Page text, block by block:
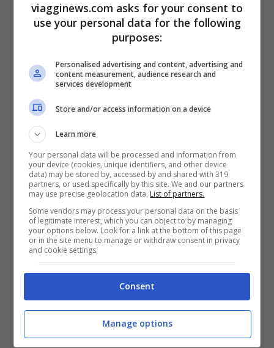
amano questo sport e che non
hanno ancora pensato quanto possa
montagne del Colorado o dello Utah.
possibilità di riposarsi dopo intensi
giorni di sci al caldo sole tropicale di
Miami, o visitare destinazioni dal
fascino intramontabile come New
York o Filadelfia.American Airlines
offre comodi collegamenti dagli
aeroporti italiani di Roma Fiumicino
e Milano Malpensa per raggiungere
le incantevoli vette delle montagne
degli Sati Uniti effettuando un
singolo scalo di poche ore.
viagginews.com asks for your consent to
use your personal data for the following
purposes:
Personalised advertising and content, advertising and
content measurement, audience research and
services development
Store and/or access information on a device
Learn more
Your personal data will be processed and information from
your device (cookies, unique identifiers, and other device
data) may be stored by, accessed by and shared with 319
partners, or used specifically by this site. We and our partners
may use precise geolocation data. List of partners.
Some vendors may process your personal data on the basis
of legitimate interest, which you can object to by managing
your options below. Look for a link at the bottom of this page
or in the site menu to manage or withdraw consent in privacy
and cookie settings.
Consent
Manage options